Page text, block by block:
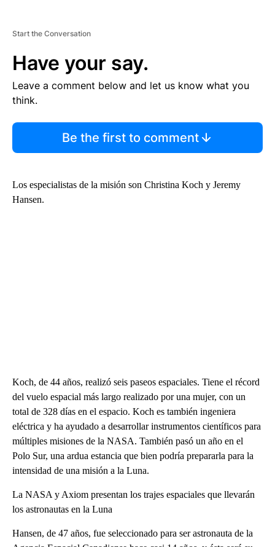
Start the Conversation
Have your say.
Leave a comment below and let us know what you
think.
Be the first to comment
Los especialistas de la misión son Christina Koch y Jeremy
Hansen.
Koch, de 44 años, realizó seis paseos espaciales. Tiene el récord
del vuelo espacial más largo realizado por una mujer, con un
total de 328 días en el espacio. Koch es también ingeniera
eléctrica y ha ayudado a desarrollar instrumentos científicos para
múltiples misiones de la NASA. También pasó un año en el
Polo Sur, una ardua estancia que bien podría prepararla para la
intensidad de una misión a la Luna.
La NASA y Axiom presentan los trajes espaciales que llevarán
los astronautas en la Luna
Hansen, de 47 años, fue seleccionado para ser astronauta de la